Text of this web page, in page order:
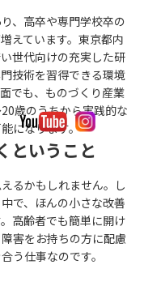
、高卒や専門学校卒の
えています。東京都内
世代向けの充実した研
技術を習得できる環境
でも、ものづくり産業
歳のうちから実践的な
になります。
ということ
るかもしれません。し
で、ほんの小さな改善
高齢者でも簡単に開け
害をお持ちの方に配慮
う仕事なのです。